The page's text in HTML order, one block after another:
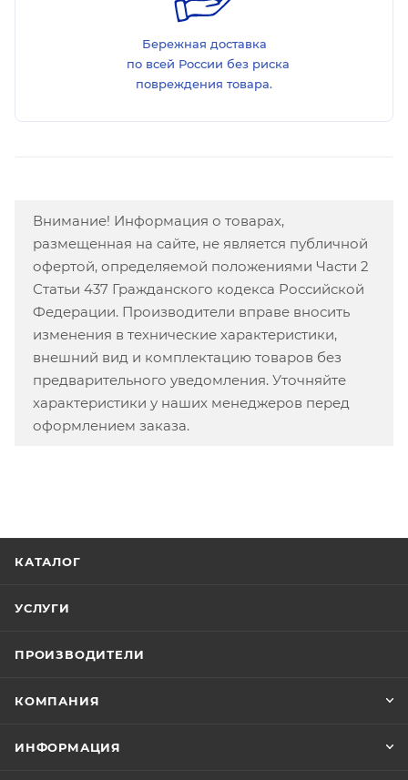
Бережная доставка
по всей России без риска
повреждения товара.
Внимание! Информация о товарах,
размещенная на сайте, не является публичной
офертой, определяемой положениями Части 2
Статьи 437 Гражданского кодекса Российской
Федерации. Производители вправе вносить
изменения в технические характеристики,
внешний вид и комплектацию товаров без
предварительного уведомления. Уточняйте
характеристики у наших менеджеров перед
оформлением заказа.
КАТАЛОГ
УСЛУГИ
ПРОИЗВОДИТЕЛИ
КОМПАНИЯ
ИНФОРМАЦИЯ